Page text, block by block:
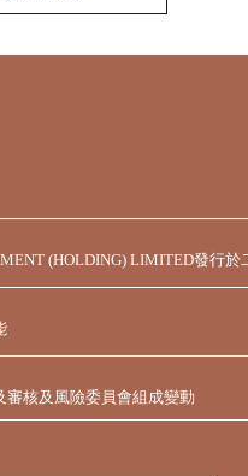
(HOLDING) LIMITED發行於
優先票據之同意徵求於屆滿期
審核及風險委員會組成變動